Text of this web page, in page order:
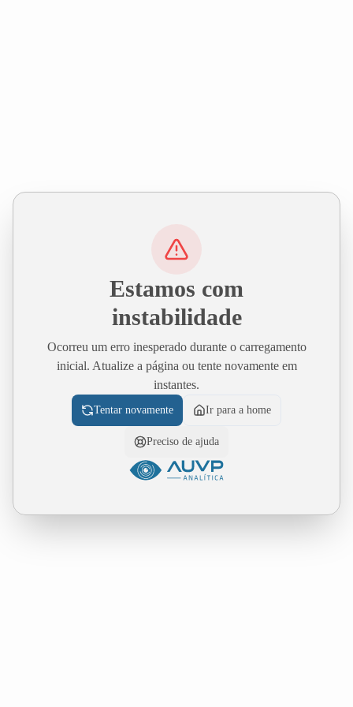
Estamos com
instabilidade
Ocorreu um erro inesperado durante o carregamento
inicial. Atualize a página ou tente novamente em
instantes.
Tentar novamente Ir para a home
Preciso de ajuda